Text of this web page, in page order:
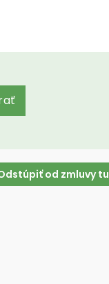
od zmluvy tu